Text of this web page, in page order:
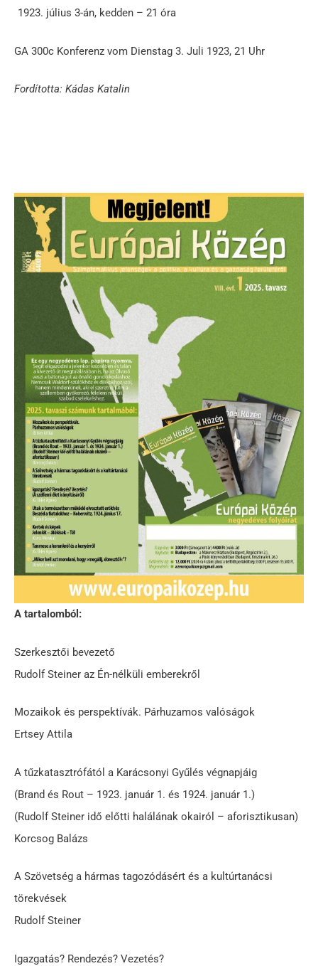
július 3-án, kedden – 21 óra
GA 300c Konferenz vom Dienstag 3. Juli 1923, 21 Uhr
Fordította: Kádas Katalin
A tartalomból:
Szerkesztői bevezető
Rudolf Steiner az Én-nélküli emberekről
Mozaikok és perspektívák. Párhuzamos valóságok
Ertsey Attila
A tűzkatasztrófától a Karácsonyi Gyűlés végnapjáig
(Brand és Rout – 1923. január 1. és 1924. január 1.)
(Rudolf Steiner idő előtti halálának okairól – aforisztikusan)
Korcsog Balázs
A Szövetség a hármas tagozódásért és a kultúrtanácsi
törekvések
Rudolf Steiner
Igazgatás? Rendezés? Vezetés?